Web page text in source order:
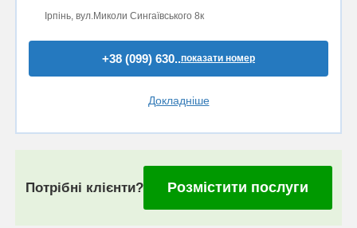
Ірпінь, вул.Миколи Сингаївського 8к
+38 (099) 630..показати номер
Докладніше
Потрібні клієнти? Розмістити послуги